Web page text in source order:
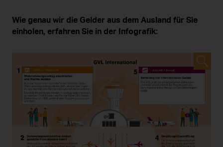
Wie genau wir die Gelder aus dem Ausland für Sie
einholen, erfahren Sie in der Infografik: